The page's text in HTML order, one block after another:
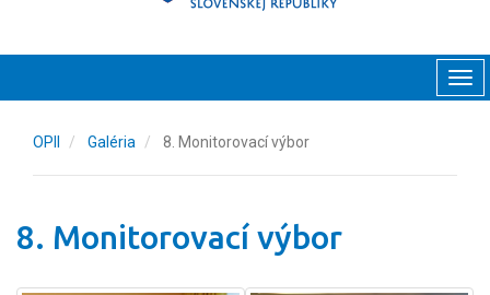
OPII Galéria 8. Monitorovací výbor
8. Monitorovací výbor